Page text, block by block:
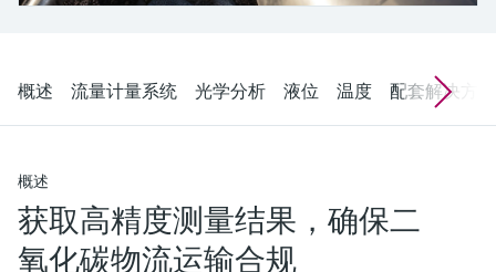
您可通过产品型号、订单代码或序列号，轻
概述 流量计量系统 光学分析 液位 温度 配套解决方案
概述
获取高精度测量结果，确保二
氧化碳物流运输合规